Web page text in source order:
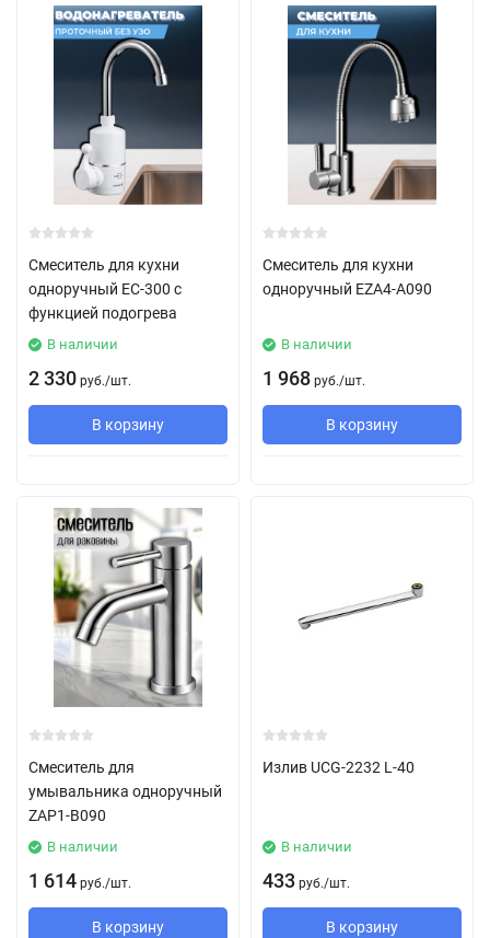
Смеситель для кухни
одноручный ЕC-300 с
функцией подогрева
В наличии
2 330 руб./шт.
В корзину
Смеситель для кухни
одноручный EZA4-А090
В наличии
1 968 руб./шт.
В корзину
Смеситель для
умывальника одноручный
ZAP1-В090
В наличии
1 614 руб./шт.
В корзину
Излив UCG-2232 L-40
В наличии
433 руб./шт.
В корзину